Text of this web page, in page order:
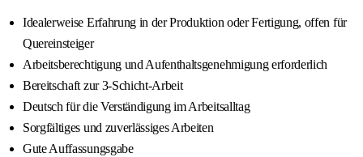
Idealerweise Erfahrung in der Produktion oder Fertigung, offen für
Quereinsteiger
Arbeitsberechtigung und Aufenthaltsgenehmigung erforderlich
Bereitschaft zur 3-Schicht-Arbeit
Deutsch für die Verständigung im Arbeitsalltag
Sorgfältiges und zuverlässiges Arbeiten
Gute Auffassungsgabe